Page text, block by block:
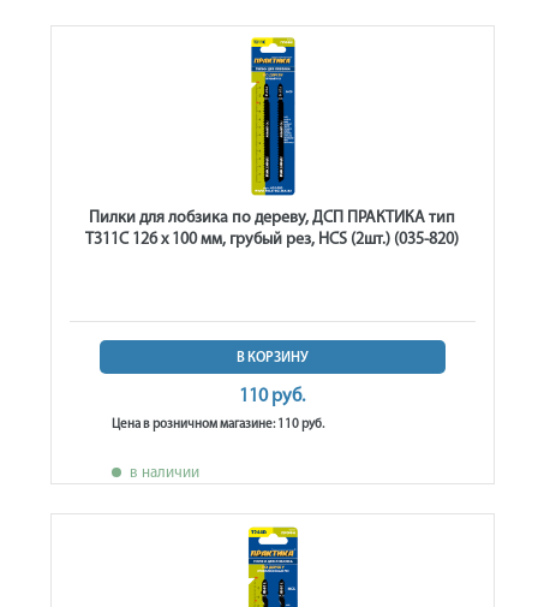
Пилки для лобзика по дереву, ДСП ПРАКТИКА тип
T311C 126 х 100 мм, грубый рез, HCS (2шт.) (035-820)
В КОРЗИНУ
110 руб.
Цена в розничном магазине: 110 руб.
в наличии